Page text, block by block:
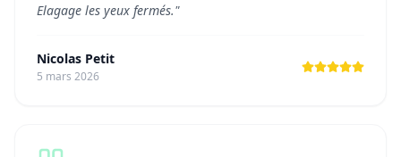
Elagage les yeux fermés."
Nicolas Petit
5 mars 2026